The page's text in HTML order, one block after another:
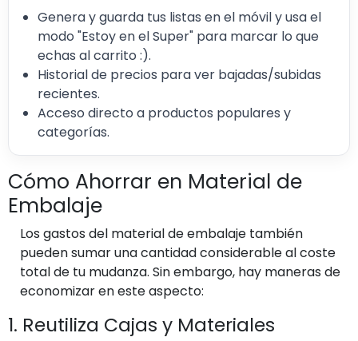
Genera y guarda tus listas en el móvil y usa el
modo "Estoy en el Super" para marcar lo que
echas al carrito :).
Historial de precios para ver bajadas/subidas
recientes.
Acceso directo a productos populares y
categorías.
Cómo Ahorrar en Material de
Embalaje
Los gastos del material de embalaje también
pueden sumar una cantidad considerable al coste
total de tu mudanza. Sin embargo, hay maneras de
economizar en este aspecto:
1. Reutiliza Cajas y Materiales